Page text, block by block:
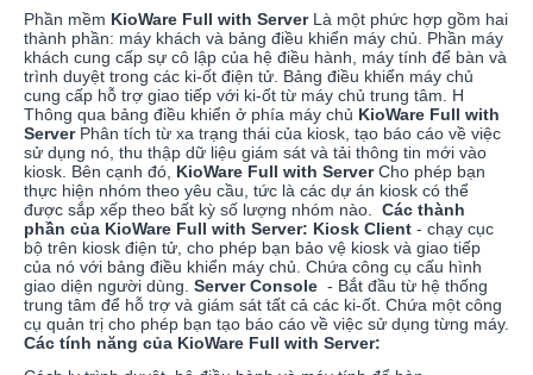
Phần mềm KioWare Full with Server Là một phức hợp gồm hai
thành phần: máy khách và bảng điều khiển máy chủ. Phần máy
khách cung cấp sự cô lập của hệ điều hành, máy tính để bàn và
trình duyệt trong các ki-ốt điện tử. Bảng điều khiển máy chủ
cung cấp hỗ trợ giao tiếp với ki-ốt từ máy chủ trung tâm. H
Thông qua bảng điều khiển ở phía máy chủ KioWare Full with
Server Phân tích từ xa trạng thái của kiosk, tạo báo cáo về việc
sử dụng nó, thu thập dữ liệu giám sát và tải thông tin mới vào
kiosk. Bên cạnh đó, KioWare Full with ServerCho phép bạn
thực hiện nhóm theo yêu cầu, tức là các dự án kiosk có thể
được sắp xếp theo bất kỳ số lượng nhóm nào. Các thành
phần của KioWare Full with Server: Kiosk Client - chạy cục
bộ trên kiosk điện tử, cho phép bạn bảo vệ kiosk và giao tiếp
của nó với bảng điều khiển máy chủ. Chứa công cụ cấu hình
giao diện người dùng. Server Console - Bắt đầu từ hệ thống
trung tâm để hỗ trợ và giám sát tất cả các ki-ốt. Chứa một công
cụ quản trị cho phép bạn tạo báo cáo về việc sử dụng từng máy.
Các tính năng của KioWare Full with Server: